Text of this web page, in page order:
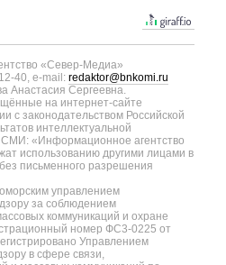
«Север-Медиа»
40, e-mail: redaktor@bnkomi.ru
Анастасия Сергеевна.
на интернет-сайте
с законодательством Российской
интеллектуальной
«Информационное агентство
использованию другими лицами в
письменного разрешения
управлением
за соблюдением
коммуникаций и охране
номер ФС3-0225 от
Управлением
в сфере связи,